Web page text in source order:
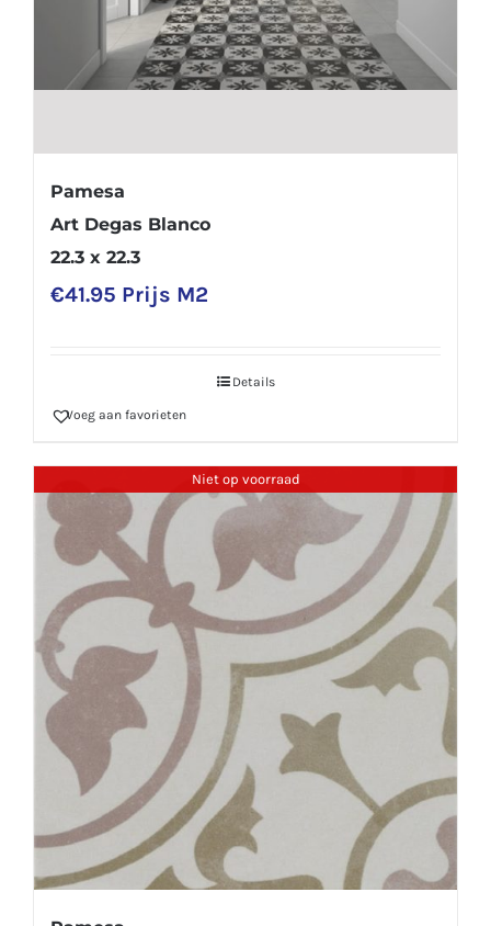
Pamesa
Art Degas Blanco
22.3 x 22.3
€41.95 Prijs M2
Details
Voeg aan favorieten
Niet op voorraad